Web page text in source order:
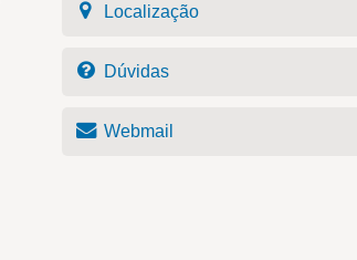
Localização
Dúvidas
Webmail